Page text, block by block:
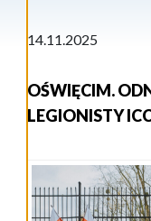
14.11.2025
OŚWIĘCIM.
LEGIONISTY